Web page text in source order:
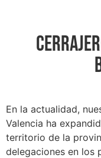
En la actualidad,
Valencia ha
territorio de la
delegaciones en los